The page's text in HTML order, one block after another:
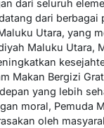
dari seluruh
dari
Utara, yang
Maluku
Makan Bergizi
yang lebih
moral, Pemuda
oleh